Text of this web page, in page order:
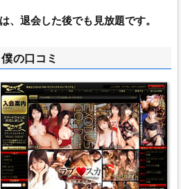
、退会した後でも見放題です。
の口コミ